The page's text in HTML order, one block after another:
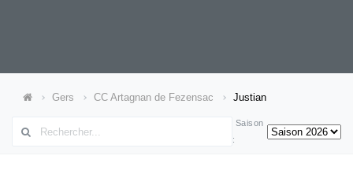
Gers CC Artagnan de Fezensac Justian
Saison
: